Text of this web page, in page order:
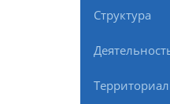
Структура